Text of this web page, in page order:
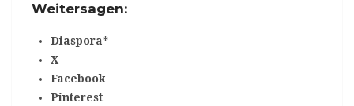
Weitersagen:
Diaspora*
X
Facebook
Pinterest